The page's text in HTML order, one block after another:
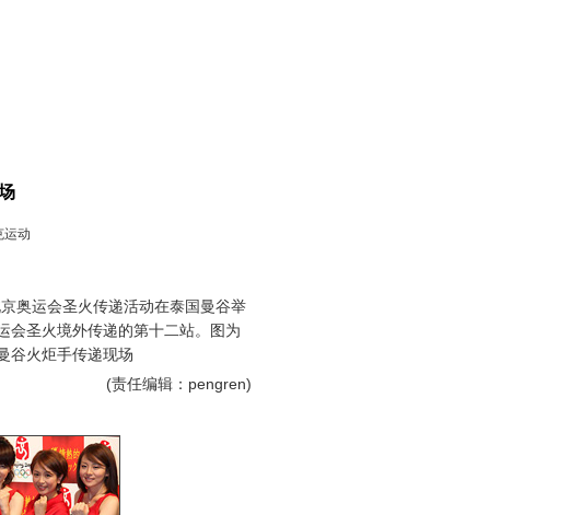
运动
运会圣火传递活动在泰国曼谷举
会圣火境外传递的第十二站。图为
谷火炬手传递现场
(责任编辑：pengren)